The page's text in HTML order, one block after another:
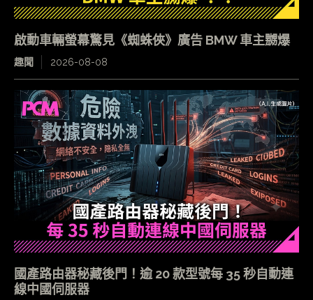
啟動車輛螢幕驚見《蜘蛛俠》廣告 BMW 車主嬲爆
趣聞 2026-08-08
國產路由器秘藏後門！逾 20 款型號每 35 秒自動連
線中國伺服器